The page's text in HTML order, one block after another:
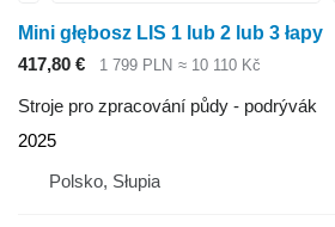
Mini głębosz LIS 1 lub 2 lub 3 łapy
417,80 €
1 799 PLN ≈ 10 110 Kč
Stroje pro zpracování půdy - podrývák
2025
Polsko, Słupia